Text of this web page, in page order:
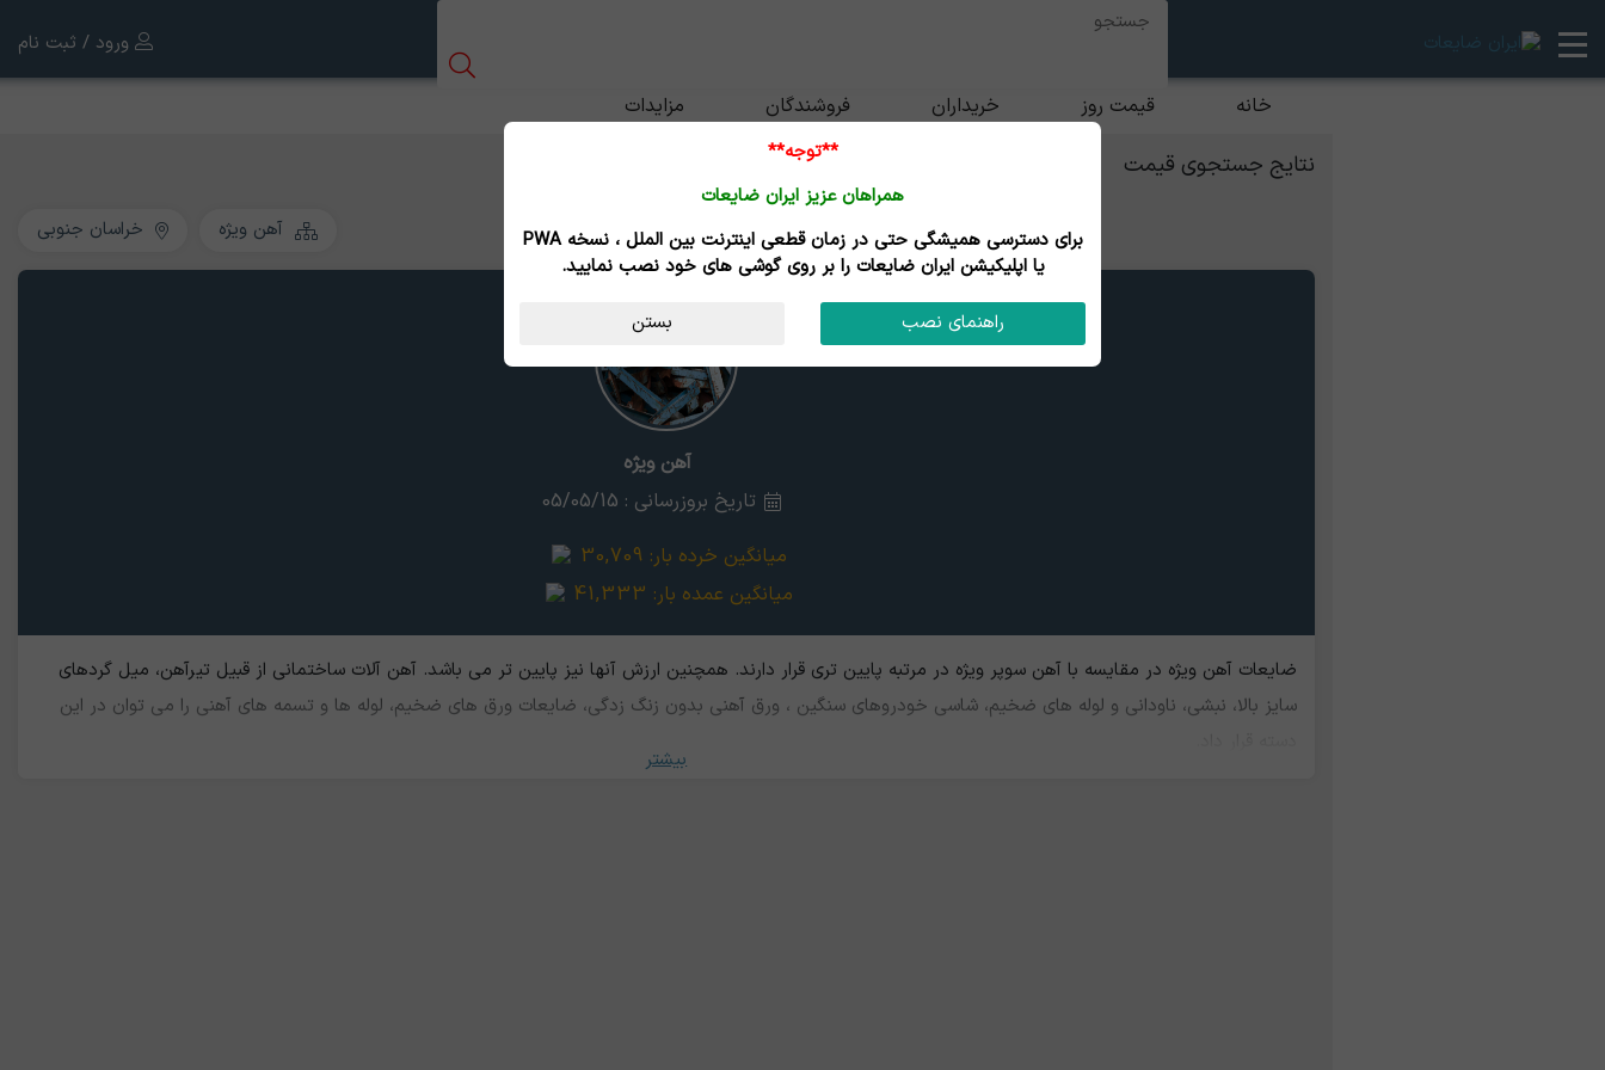
ورود / ثبت نام
خانه قیمت روز خریداران فروشندگان مزایدات
نتایج جستجوی قیمت
آهن ویژه خراسان جنوبی
آهن ویژه
تاریخ بروزرسانی : 05/05/15
میانگین خرده بار: 30,709
میانگین عمده بار: 41,333
ضایعات آهن ویژه در مقایسه با آهن سوپر ویژه در مرتبه پایین تری قرار دارند. همچنین ارزش آنها نیز پایین تر می باشد. آهن آلات ساختمانی از قبیل تیرآهن، میل گردهای
سایز بالا، نبشی، ناودانی و لوله های ضخیم، شاسی خودروهای سنگین ، ورق آهنی بدون زنگ زدگی، ضایعات ورق های ضخیم، لوله ها و تسمه های آهنی را می توان در این
بیشتر
**توجه**
همراهان عزیز ایران ضایعات
برای دسترسی همیشگی حتی در زمان قطعی اینترنت بین الملل ، نسخه PWA
یا اپلیکیشن ایران ضایعات را بر روی گوشی های خود نصب نمایید.
راهنمای نصب بستن